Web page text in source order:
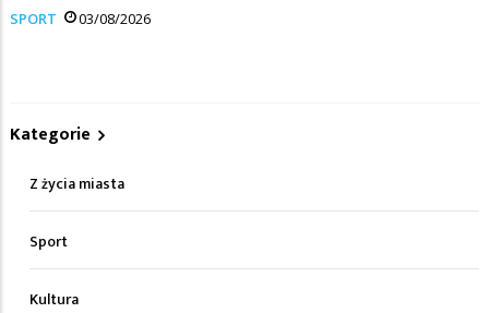
SPORT 03/08/2026
Kategorie
Z życia miasta
Sport
Kultura